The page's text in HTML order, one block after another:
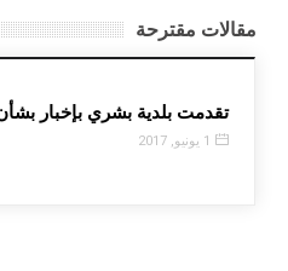
مقالات مقترحة
تقدمت بلدية بشري بإخبار
1 يونيو, 2017